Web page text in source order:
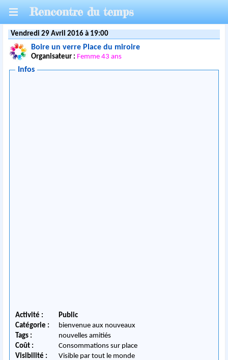
Rencontre du temps
Vendredi 29 Avril 2016 à 19:00
Boire un verre Place du miroire
Organisateur : Femme 43 ans
Infos
Activité :
Public
Catégorie :
bienvenue aux nouveaux
Tags :
nouvelles amitiés
Coût :
Consommations sur place
Visibilité :
Visible par tout le monde